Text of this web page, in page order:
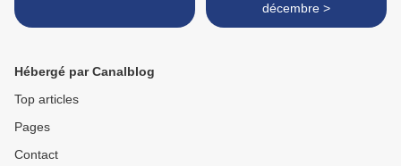
décembre >
Hébergé par Canalblog
Top articles
Pages
Contact